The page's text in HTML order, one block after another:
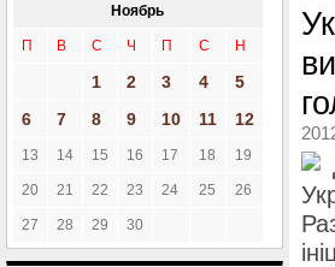
Ноябрь
П В С Ч П С Н
1 2 3 4
5
6
7 8 9 10 11 12
13 14 15 16 17 18 19
20 21 22 23 24 25 26
27 28 29 30